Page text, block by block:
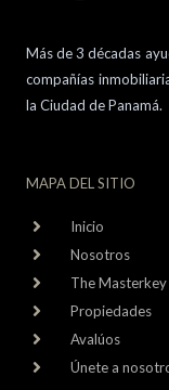
Más de 3 décadas
compañías
la Ciudad de Panamá.
MAPA DEL SITIO
Inicio
Nosotros
The Masterkey
Propiedades
Avalúos
Únete a